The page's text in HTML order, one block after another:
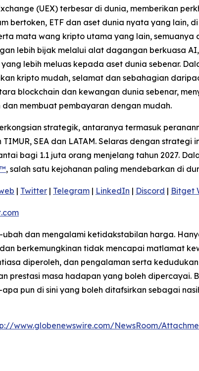
(UEX) terbesar di dunia, memberikan
bertoken, ETF dan aset dunia nyata yang lain,
mata wang kripto utama yang lain, semuanya
lebih bijak melalui alat dagangan berkuasa
lebih meluas kepada aset dunia sebenar.
kripto mudah, selamat dan sebahagian
blockchain dan kewangan dunia sebenar,
membuat pembayaran dengan mudah.
strategik, antaranya termasuk
SEA dan LATAM. Selaras dengan
bagi 1.1 juta orang menjelang tahun 2027.
, salah satu kejohanan paling mendebarkan di
| Twitter | Telegram | LinkedIn | Discord | Bitget
dan mengalami ketidakstabilan harga.
berkemungkinan tidak mencapai matlamat
diperoleh, dan pengalaman serta
prestasi masa hadapan yang boleh
pun di sini yang boleh ditafsirkan sebagai
www.globenewswire.com/NewsRoom/